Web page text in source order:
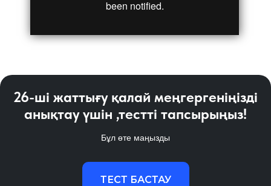
26-ші жаттығу қалай меңгергеніңізді
анықтау үшін ,тестті тапсырыңыз!
Бұл өте маңызды
ТЕСТ БАСТАУ